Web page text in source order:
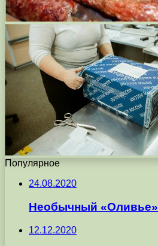
Популярное
24.08.2020
Необычный «Оливье»
12.12.2020